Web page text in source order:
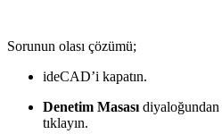
Sorunun olası çözümü;
ideCAD’i kapatın.
Denetim Masası diyaloğundan
tıklayın.